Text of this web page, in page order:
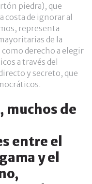
piedra), que
costa de ignorar al
representa
de la
derecho a elegir
a través del
y secreto, que
muchos de
entre el
y el